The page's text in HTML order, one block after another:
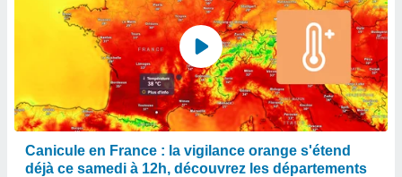
Canicule en France : la vigilance orange s'étend
déjà ce samedi à 12h, découvrez les départements